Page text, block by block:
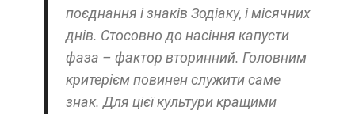
поєднання і знаків Зодіаку, і місячних
днів. Стосовно до насіння капусти
фаза – фактор вторинний. Головним
критерієм повинен служити саме
знак. Для цієї культури кращими